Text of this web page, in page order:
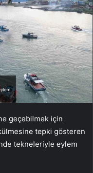
geçebilmek için
tepki gösteren
tekneleriyle eylem